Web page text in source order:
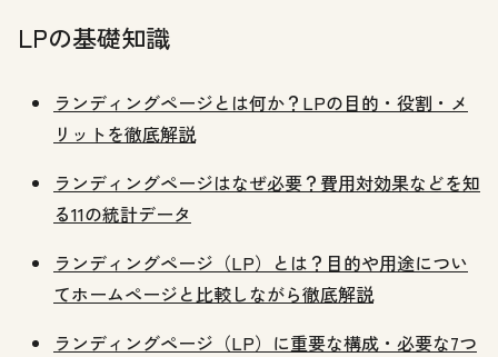
LPの基礎知識
ランディングページとは何か？LPの目的・役割・メ
リットを徹底解説
ランディングページはなぜ必要？費用対効果などを知
る11の統計データ
ランディングページ（LP）とは？目的や用途につい
てホームページと比較しながら徹底解説
ランディングページ（LP）に重要な構成・必要な7つ